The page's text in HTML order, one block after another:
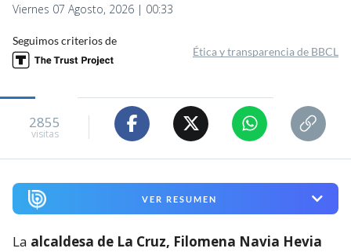
Viernes 07 Agosto, 2026 | 00:33
Seguimos criterios de
Ética y transparencia de BBCL
2855
visitas
VER RESUMEN
La alcaldesa de La Cruz, Filomena Navia Hevia